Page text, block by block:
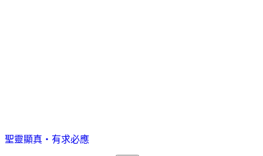
聖靈顯真・有求必應